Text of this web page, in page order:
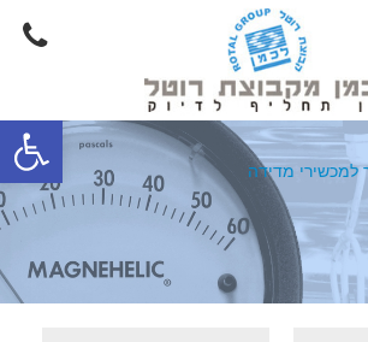
פתח
למכשירי מדידה